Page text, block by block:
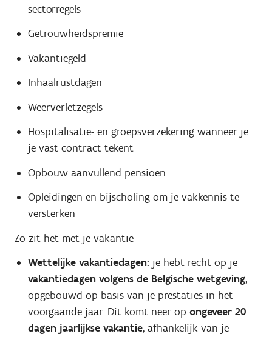
sectorregels
Getrouwheidspremie
Vakantiegeld
Inhaalrustdagen
Weerverletzegels
Hospitalisatie- en groepsverzekering wanneer je
je vast contract tekent
Opbouw aanvullend pensioen
Opleidingen en bijscholing om je vakkennis te
versterken
Zo zit het met je vakantie
Wettelijke vakantiedagen: je hebt recht op je
vakantiedagen volgens de Belgische wetgeving,
opgebouwd op basis van je prestaties in het
voorgaande jaar. Dit komt neer op ongeveer 20
dagen jaarlijkse vakantie, afhankelijk van je